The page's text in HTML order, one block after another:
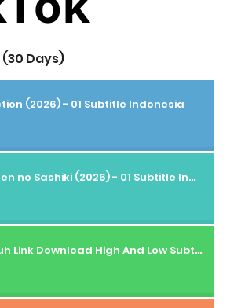
Days)
(2026) - 01 Subtitle Indonesia
Ichijigen no Sashiki (2026) - 01 Subtitle Indonesia
Seluruh Link Download High And Low Subtitle Indonesia